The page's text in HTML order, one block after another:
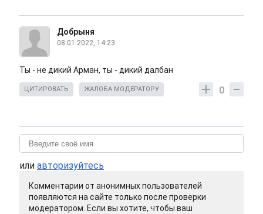
Добрыня
08.01.2022, 14:23
Ты - не дикий Арман, ты - дикий далбан
0
ЦИТИРОВАТЬ ЖАЛОБА МОДЕРАТОРУ
или авторизуйтесь
Комментарии от анонимных пользователей
появляются на сайте только после проверки
модератором. Если вы хотите, чтобы ваш